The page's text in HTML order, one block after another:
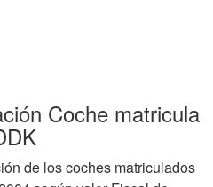
Coche matricula
de los coches matriculados